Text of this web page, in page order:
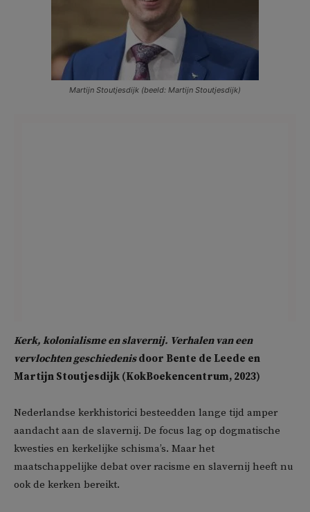
Martijn Stoutjesdijk (beeld: Martijn Stoutjesdijk)
Kerk, kolonialisme en slavernij. Verhalen van een
vervlochten geschiedenisdoor Bente de Leede en
Martijn Stoutjesdijk (KokBoekencentrum, 2023)
Nederlandse kerkhistorici besteedden lange tijd amper
aandacht aan de slavernij. De focus lag op dogmatische
kwesties en kerkelijke schisma’s. Maar het
maatschappelijke debat over racisme en slavernij heeft nu
ook de kerken bereikt.